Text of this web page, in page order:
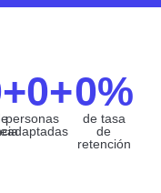
+
personas
0+
de tasa
de
retención
0%